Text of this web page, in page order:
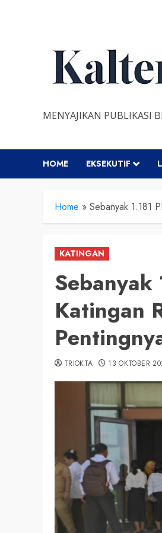
MENYAJIKAN PUBLIKASI
HOME EKSEKUTIF
Home » Sebanyak 1.181
KATINGAN
Sebanyak
Katingan
TRIOKTA 13 OKTOBER